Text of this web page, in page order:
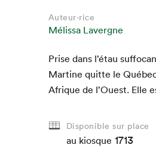
Auteur·rice
Mélissa Lavergne
Prise dans l’étau
Mar­tine quitte le
Afrique de l’Ouest. Elle
Disponible sur place
au kiosque 1713